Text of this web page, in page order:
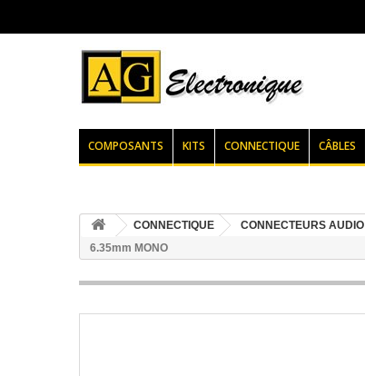
COMPOSANTS KITS CONNECTIQUE CÂBLES
CONNECTIQUE CONNECTEURS AUDIO
6.35mm MONO